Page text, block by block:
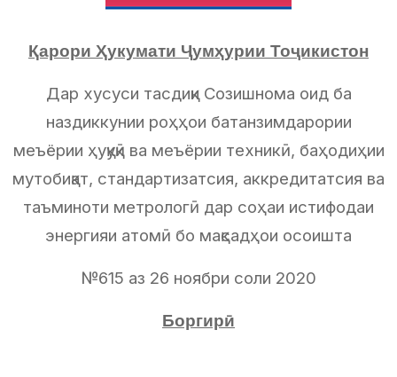
Қарори Ҳукумати Ҷумҳурии Тоҷикистон
Дар хусуси тасдиқи Созишнома оид ба
наздиккунии роҳҳои батанзимдарории
меъёрии ҳуқуқӣ ва меъёрии техникӣ, баҳодиҳии
мутобиқат, стандартизатсия, аккредитатсия ва
таъминоти метрологӣ дар соҳаи истифодаи
энергияи атомӣ бо мақсадҳои осоишта
№615 аз 26 ноябри соли 2020
Боргирӣ